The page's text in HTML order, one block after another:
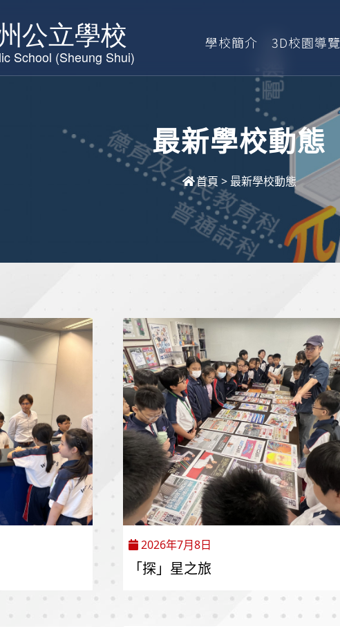
學校簡介 3D校園導覽
最新學校動態
首頁 > 最新學校動態
2026年7月8日
「探」星之旅